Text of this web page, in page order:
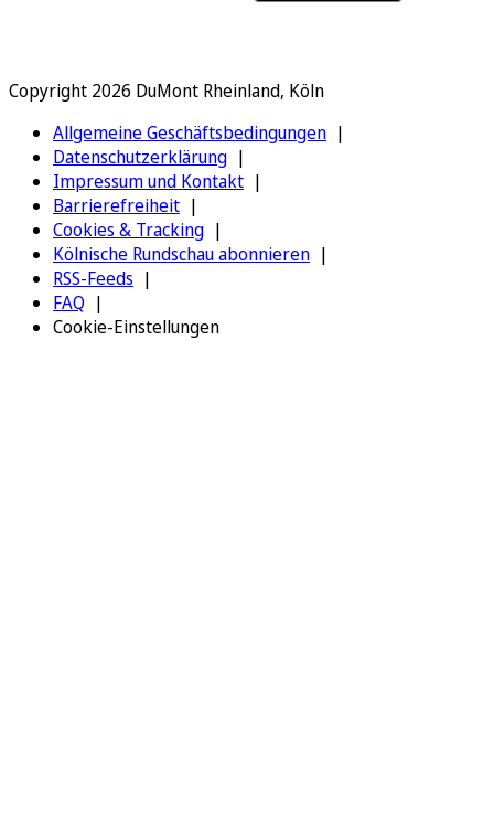
Copyright 2026 DuMont Rheinland, Köln
Allgemeine Geschäftsbedingungen
Datenschutzerklärung
Impressum und Kontakt
Barrierefreiheit
Cookies & Tracking
Kölnische Rundschau abonnieren
RSS-Feeds
FAQ
Cookie-Einstellungen